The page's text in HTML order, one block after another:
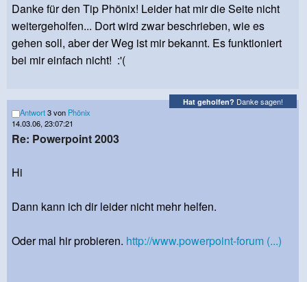
Danke für den Tip Phönix! Leider hat mir die Seite nicht
weitergeholfen... Dort wird zwar beschrieben, wie es
gehen soll, aber der Weg ist mir bekannt. Es funktioniert
bei mir einfach nicht! :'(
Hat geholfen? Danke sagen!
Antwort3 von Phönix
14.03.06, 23:07:21
Re: Powerpoint 2003
Hi
Dann kann ich dir leider nicht mehr helfen.
Oder mal hir probieren. http://www.powerpoint-forum (...)